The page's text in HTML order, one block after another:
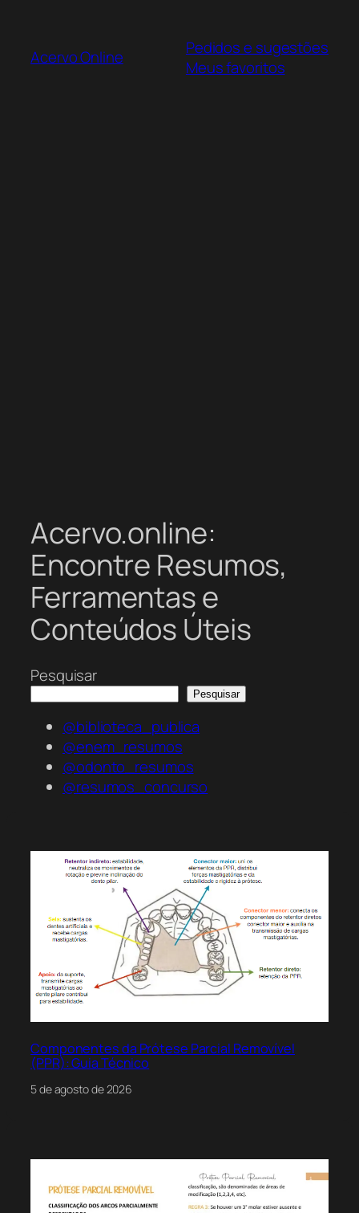
Acervo Online
Pedidos e sugestões
Meus favoritos
Acervo.online:
Encontre Resumos,
Ferramentas e
Conteúdos Úteis
Pesquisar
Pesquisar
@biblioteca_publica
@enem_resumos
@odonto_resumos
@resumos_concurso
Componentes da Prótese Parcial Removível
(PPR): Guia Técnico
5 de agosto de 2026